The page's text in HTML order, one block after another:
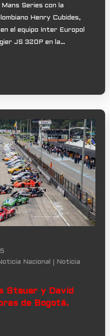
Series con la
Henry Cubides,
el equipo Inter Europol
JS 320P en la…
Nacional
Noticia
Steuer y David
de Bogotá.